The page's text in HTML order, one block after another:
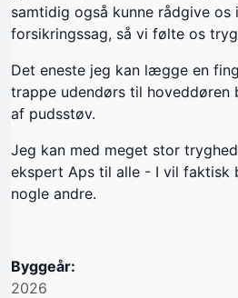
samtidig også kunne rådgive os
forsikringssag, så vi følte os
Det eneste jeg kan lægge en
trappe udendørs til hoveddøren
af pudsstøv.
Jeg kan med meget stor
ekspert Aps til alle - I vil faktisk
nogle andre.
Byggeår:
2026